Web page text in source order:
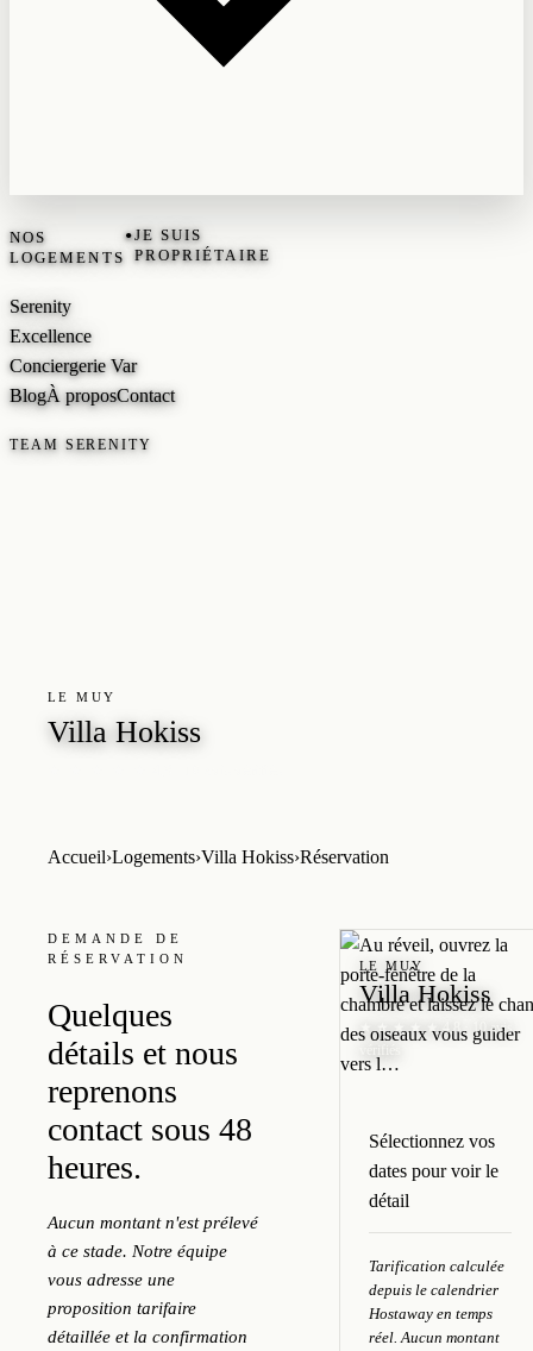
NOS
LOGEMENTS
•JE SUIS
PROPRIÉTAIRE
Serenity
Excellence
Conciergerie Var
BlogÀ proposContact
TEAM SERENITY
LE MUY
Villa Hokiss
Accueil›Logements›Villa Hokiss›Réservation
DEMANDE DE
RÉSERVATION
Quelques
détails et nous
reprenons
contact sous 48
heures.
Aucun montant n'est prélevé
à ce stade. Notre équipe
vous adresse une
proposition tarifaire
détaillée et la confirmation
LE MUY
Villa Hokiss
★ ★ ★ ★ ★4,8 · 10 avis
Sélectionnez vos
dates pour voir le
détail
Tarification calculée
depuis le calendrier
Hostaway en temps
réel. Aucun montant